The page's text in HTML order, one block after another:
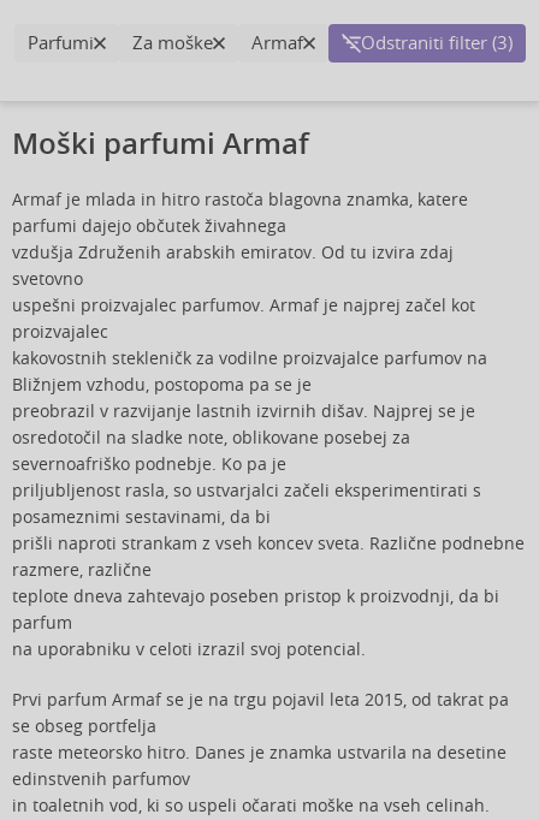
Parfumi Za moške Armaf Odstraniti filter (3)
Moški parfumi Armaf
Armaf je mlada in hitro rastoča blagovna znamka, katere
parfumi dajejo občutek živahnega
vzdušja Združenih arabskih emiratov. Od tu izvira zdaj
svetovno
uspešni proizvajalec parfumov. Armaf je najprej začel kot
proizvajalec
kakovostnih stekleničk za vodilne proizvajalce parfumov na
Bližnjem vzhodu, postopoma pa se je
preobrazil v razvijanje lastnih izvirnih dišav. Najprej se je
osredotočil na sladke note, oblikovane posebej za
severnoafriško podnebje. Ko pa je
priljubljenost rasla, so ustvarjalci začeli eksperimentirati s
posameznimi sestavinami, da bi
prišli naproti strankam z vseh koncev sveta. Različne podnebne
razmere, različne
teplote dneva zahtevajo poseben pristop k proizvodnji, da bi
parfum
na uporabniku v celoti izrazil svoj potencial.
Prvi parfum Armaf se je na trgu pojavil leta 2015, od takrat pa
se obseg portfelja
raste meteorsko hitro. Danes je znamka ustvarila na desetine
edinstvenih parfumov
in toaletnih vod, ki so uspeli očarati moške na vseh celinah.